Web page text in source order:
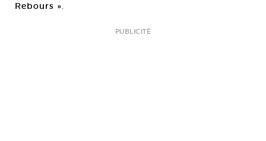
Rebours ».
PUBLICITÉ